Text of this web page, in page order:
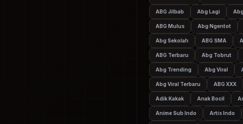
ABG Jilbab Abg Lagi
ABG Mulus Abg Ngentot
Abg Sekolah ABG SMA
ABG Terbaru Abg Tobrut
Abg Trending Abg Viral
Abg Viral Terbaru ABG XXX
Adik Kakak Anak Bocil
Anime Sub Indo Artis Indo